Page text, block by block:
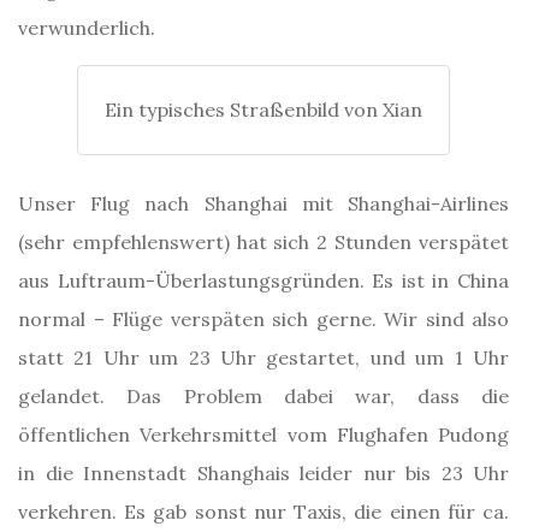
verwunderlich.
Ein typisches Straßenbild von Xian
Unser Flug nach Shanghai mit Shanghai-Airlines
(sehr empfehlenswert) hat sich 2 Stunden verspätet
aus Luftraum-Überlastungsgründen. Es ist in China
normal – Flüge verspäten sich gerne. Wir sind also
statt 21 Uhr um 23 Uhr gestartet, und um 1 Uhr
gelandet. Das Problem dabei war, dass die
öffentlichen Verkehrsmittel vom Flughafen Pudong
in die Innenstadt Shanghais leider nur bis 23 Uhr
verkehren. Es gab sonst nur Taxis, die einen für ca.